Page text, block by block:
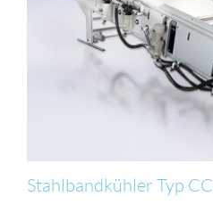
Stahlbandkühler Typ